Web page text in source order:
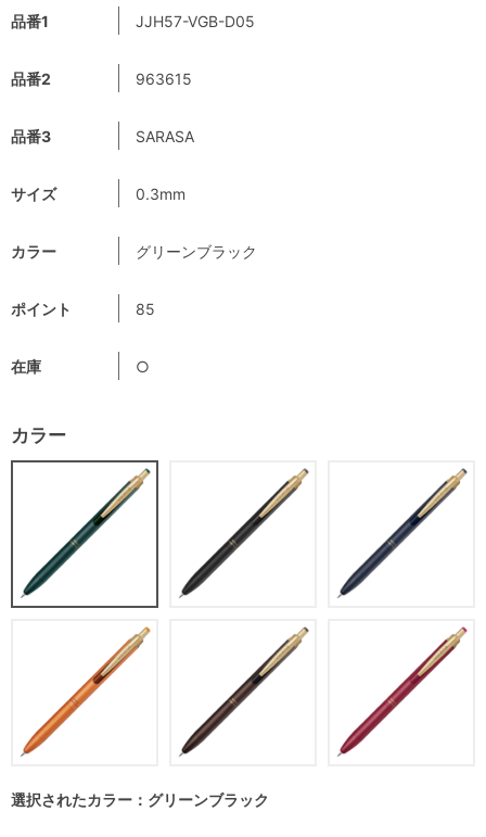
品番1 JJH57-VGB-D05
品番2 963615
品番3 SARASA
サイズ 0.3mm
カラー グリーンブラック
ポイント 85
在庫 ○
カラー
選択されたカラー：グリーンブラック